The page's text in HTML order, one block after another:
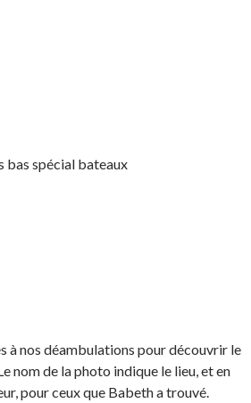
bas spécial bateaux
à nos déambulations pour découvrir le
nom de la photo indique le lieu, et en
pour ceux que Babeth a trouvé.